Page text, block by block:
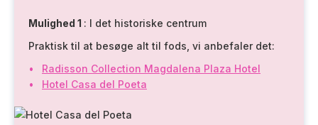
Mulighed 1 : I det historiske centrum
Praktisk til at besøge alt til fods, vi anbefaler det:
Radisson Collection Magdalena Plaza Hotel
Hotel Casa del Poeta